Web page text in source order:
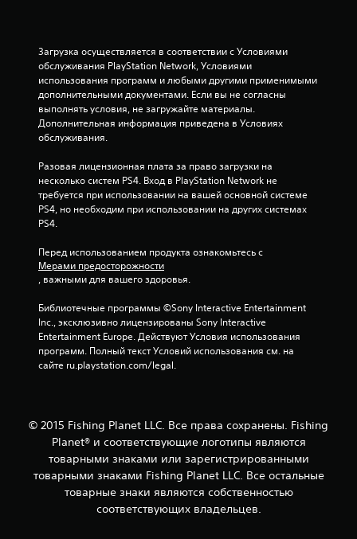
Загрузка осуществляется в соответствии с Условиями
обслуживания PlayStation Network, Условиями
использования программ и любыми другими применимыми
дополнительными документами. Если вы не согласны
выполнять условия, не загружайте материалы.
Дополнительная информация приведена в Условиях
обслуживания.
Разовая лицензионная плата за право загрузки на
несколько систем PS4. Вход в PlayStation Network не
требуется при использовании на вашей основной системе
PS4, но необходим при использовании на других системах
PS4.
Перед использованием продукта ознакомьтесь с
Мерами предосторожности
, важными для вашего здоровья.
Библиотечные программы ©Sony Interactive Entertainment
Inc., эксклюзивно лицензированы Sony Interactive
Entertainment Europe. Действуют Условия использования
программ. Полный текст Условий использования см. на
сайте ru.playstation.com/legal.
© 2015 Fishing Planet LLC. Все права сохранены. Fishing
Planet® и соответствующие логотипы являются
товарными знаками или зарегистрированными
товарными знаками Fishing Planet LLC. Все остальные
товарные знаки являются собственностью
соответствующих владельцев.